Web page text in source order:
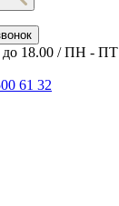
18.00 / ПН - ПТ
61 32